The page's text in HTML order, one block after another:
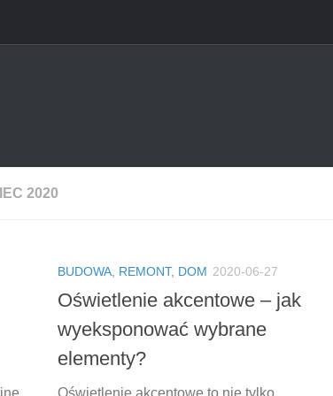
2020
BUDOWA, REMONT, DOM 2020-06-27
Oświetlenie akcentowe – jak
wyeksponować wybrane
elementy?